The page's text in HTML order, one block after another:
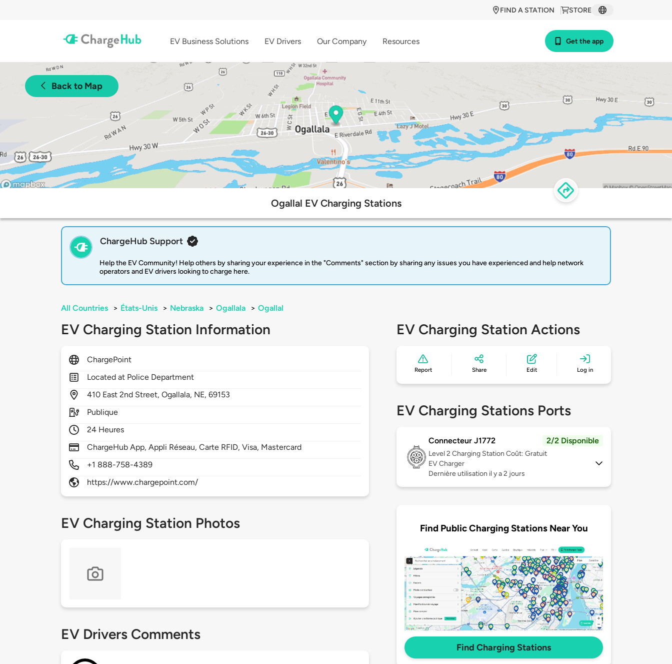
STORE
FIND A STATION
EV Business Solutions EV Drivers Our Company Resources Get the app
Back to Map
Ogallal EV Charging Stations
ChargeHub Support
Help the EV Community! Help others by sharing your experience in the "Comments" section by sharing any issues you have experienced and help network
operators and EV drivers looking to charge here.
All Countries > États-Unis > Nebraska > Ogallala > Ogallal
EV Charging Station Information
ChargePoint
Located at Police Department
410 East 2nd Street,Ogallala, NE,69153
Publique
24 Heures
ChargeHub App, Appli Réseau, Carte RFID, Visa, Mastercard
+1 888-758-4389
https://www.chargepoint.com/
EV Charging Station Photos
EV Drivers Comments
EV Charging Station Actions
Report Share Edit Log in
EV Charging Stations Ports
Connecteur J1772 2/2 Disponible
Level 2 Charging Station Coût: Gratuit
EV Charger
Dernière utilisation il y a 2 jours
Find Public Charging Stations Near You
Find Charging Stations